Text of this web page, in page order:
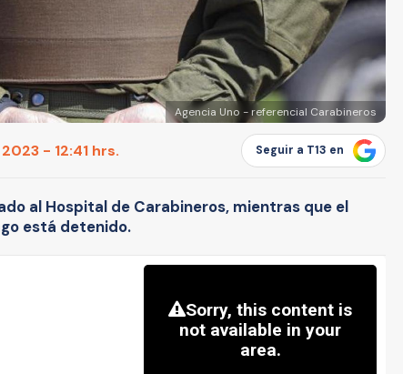
Agencia Uno - referencial Carabineros
- 12:41 hrs. Seguir a T13 en
al Hospital de Carabineros, mientras que el
está detenido.